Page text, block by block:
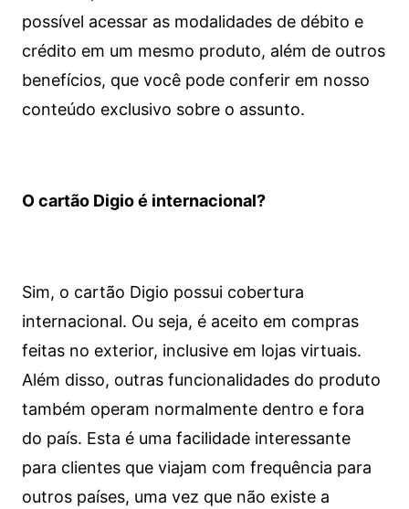
possível acessar as modalidades de débito e
crédito em um mesmo produto, além de outros
benefícios, que você pode conferir em nosso
conteúdo exclusivo sobre o assunto.
O cartão Digio é internacional?
Sim, o cartão Digio possui cobertura
internacional. Ou seja, é aceito em compras
feitas no exterior, inclusive em lojas virtuais.
Além disso, outras funcionalidades do produto
também operam normalmente dentro e fora
do país. Esta é uma facilidade interessante
para clientes que viajam com frequência para
outros países, uma vez que não existe a